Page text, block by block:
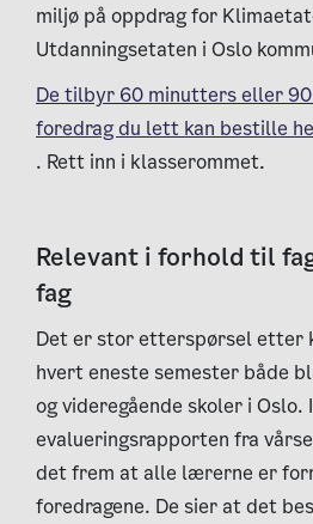
miljø på oppdrag for
Utdanningsetaten i Oslo
De tilbyr 60 minutters eller
foredrag du lett kan bestille
. Rett inn i klasserommet.
Relevant i forhold til
fag
Det er stor etterspørsel etter
hvert eneste semester både
og videregående skoler i Oslo.
evalueringsrapporten fra
det frem at alle lærerne er
foredragene. De sier at det